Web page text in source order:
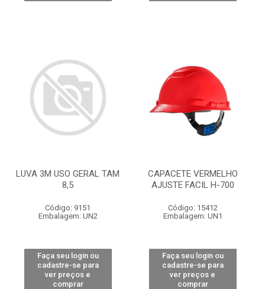
LUVA 3M USO GERAL TAM
8,5
Código: 9151
Embalagem: UN2
Faça seu login ou
cadastre-se para
ver preços e
comprar
CAPACETE VERMELHO
AJUSTE FACIL H-700
Código: 15412
Embalagem: UN1
Faça seu login ou
cadastre-se para
ver preços e
comprar